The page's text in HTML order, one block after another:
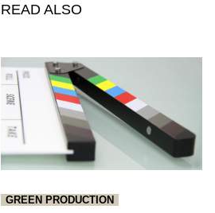
READ ALSO
GREEN PRODUCTION